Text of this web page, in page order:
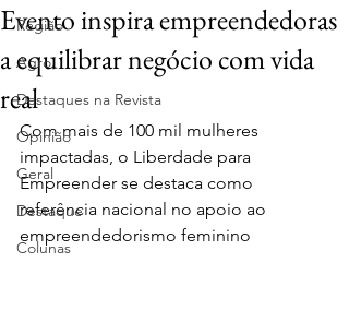
Região
Agro
Destaques na Revista
Opinião
Geral
Destaque
Colunas
Evento inspira empreendedoras
a equilibrar negócio com vida
real
Com mais de 100 mil mulheres
impactadas, o Liberdade para
Empreender se destaca como
referência nacional no apoio ao
empreendedorismo feminino